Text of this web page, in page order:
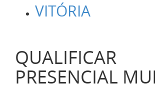
VITÓRIA
PRESENCIAL